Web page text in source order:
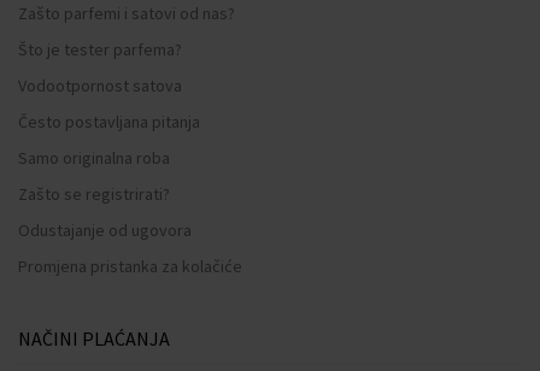
Zašto parfemi i satovi od nas?
Što je tester parfema?
Vodootpornost satova
Često postavljana pitanja
Samo originalna roba
Zašto se registrirati?
Odustajanje od ugovora
Promjena pristanka za kolačiće
NAČINI PLAĆANJA